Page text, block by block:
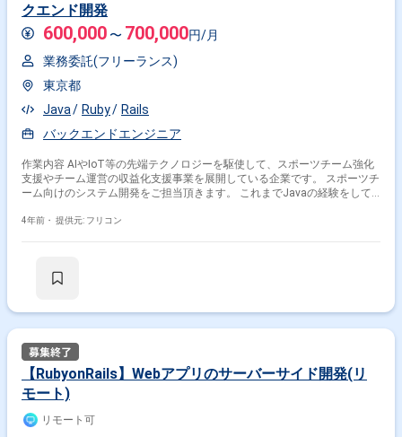
クエンド開発
600,000 〜 700,000円/月
業務委託(フリーランス)
東京都
Java
Ruby
Rails
バックエンドエンジニア
作業内容 AIやIoT等の先端テクノロジーを駆使して、スポーツチーム強化
支援やチーム運営の収益化支援事業を展開している企業です。 スポーツチ
ーム向けのシステム開発をご担当頂きます。 これまでJavaの経験をして
4年前・ 提供元: フリコン
【RubyonRails】Webアプリのサーバーサイド開発(リ
モート)
リモート可